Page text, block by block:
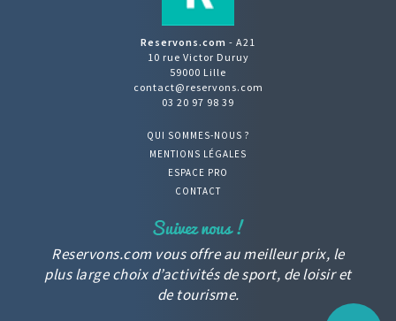
Reservons.com - A21
10 rue Victor Duruy
59000 Lille
contact@reservons.com
03 20 97 98 39
QUI SOMMES-NOUS ?
MENTIONS LÉGALES
ESPACE PRO
CONTACT
Reservons.com vous offre au meilleur prix, le
plus large choix d’activités de sport, de loisir et
de tourisme.